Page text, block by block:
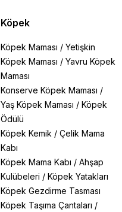
Köpek
Köpek Maması /Yetişkin
Köpek Maması /Yavru Köpek
Maması
Konserve Köpek Maması /
Yaş Köpek Maması /Köpek
Ödülü
Köpek Kemik /Çelik Mama
Kabı
Köpek Mama Kabı /Ahşap
Kulübeleri /Köpek Yatakları
Köpek Gezdirme Tasması
Köpek Taşıma Çantaları /